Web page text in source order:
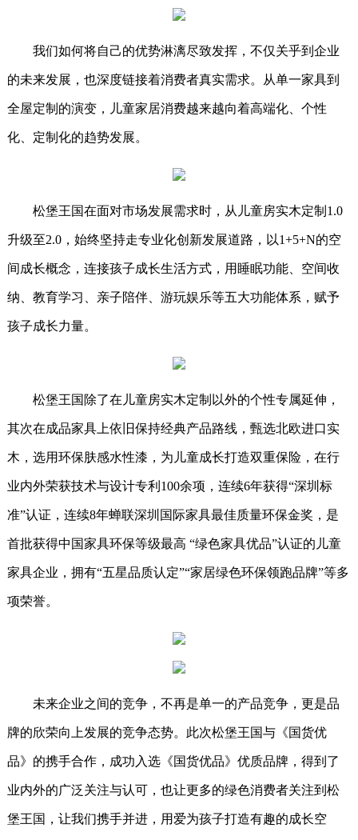
我们如何将自己的优势淋漓尽致发挥，不仅关乎到企业
的未来发展，也深度链接着消费者真实需求。从单一家具到
全屋定制的演变，儿童家居消费越来越向着高端化、个性
化、定制化的趋势发展。
松堡王国在面对市场发展需求时，从儿童房实木定制1.0
升级至2.0，始终坚持走专业化创新发展道路，以1+5+N的空
间成长概念，连接孩子成长生活方式，用睡眠功能、空间收
纳、教育学习、亲子陪伴、游玩娱乐等五大功能体系，赋予
孩子成长力量。
松堡王国除了在儿童房实木定制以外的个性专属延伸，
其次在成品家具上依旧保持经典产品路线，甄选北欧进口实
木，选用环保肤感水性漆，为儿童成长打造双重保险，在行
业内外荣获技术与设计专利100余项，连续6年获得“深圳标
准”认证，连续8年蝉联深圳国际家具最佳质量环保金奖，是
首批获得中国家具环保等级最高 “绿色家具优品”认证的儿童
家具企业，拥有“五星品质认定”“家居绿色环保领跑品牌”等多
项荣誉。
未来企业之间的竞争，不再是单一的产品竞争，更是品
牌的欣荣向上发展的竞争态势。此次松堡王国与《国货优
品》的携手合作，成功入选《国货优品》优质品牌，得到了
业内外的广泛关注与认可，也让更多的绿色消费者关注到松
堡王国，让我们携手并进，用爱为孩子打造有趣的成长空